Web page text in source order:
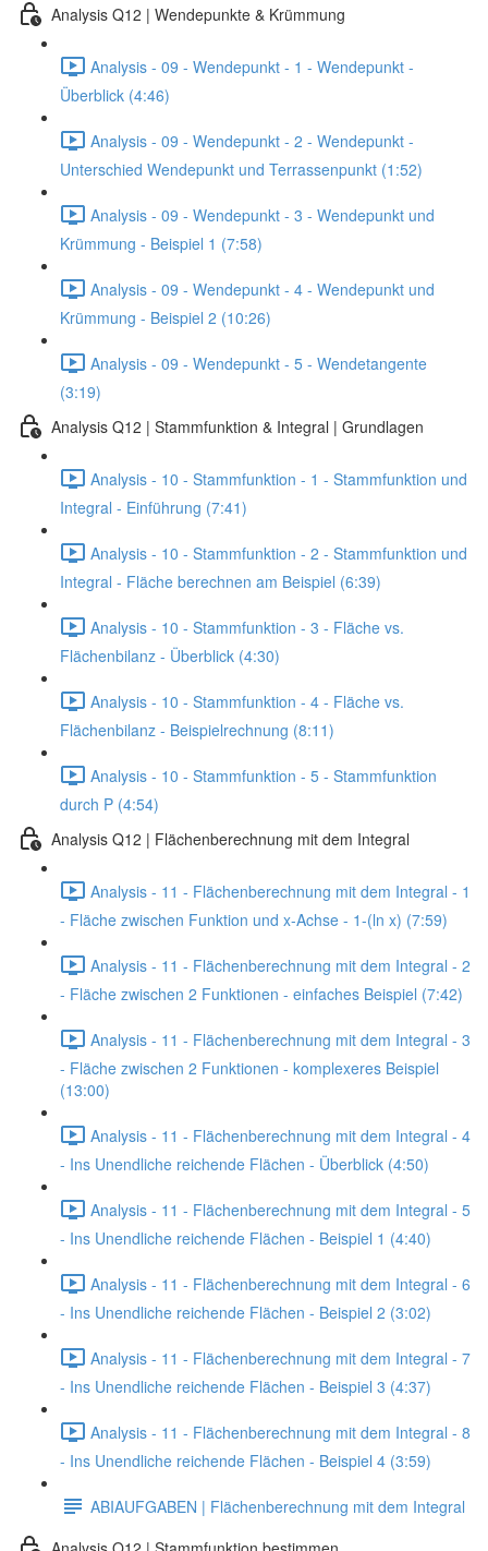
Analysis Q12 | Wendepunkte & Krümmung
Analysis - 09 - Wendepunkt - 1 - Wendepunkt -
Überblick (4:46)
Analysis - 09 - Wendepunkt - 2 - Wendepunkt -
Unterschied Wendepunkt und Terrassenpunkt (1:52)
Analysis - 09 - Wendepunkt - 3 - Wendepunkt und
Krümmung - Beispiel 1 (7:58)
Analysis - 09 - Wendepunkt - 4 - Wendepunkt und
Krümmung - Beispiel 2 (10:26)
Analysis - 09 - Wendepunkt - 5 - Wendetangente
(3:19)
Analysis Q12 | Stammfunktion & Integral | Grundlagen
Analysis - 10 - Stammfunktion - 1 - Stammfunktion und
Integral - Einführung (7:41)
Analysis - 10 - Stammfunktion - 2 - Stammfunktion und
Integral - Fläche berechnen am Beispiel (6:39)
Analysis - 10 - Stammfunktion - 3 - Fläche vs.
Flächenbilanz - Überblick (4:30)
Analysis - 10 - Stammfunktion - 4 - Fläche vs.
Flächenbilanz - Beispielrechnung (8:11)
Analysis - 10 - Stammfunktion - 5 - Stammfunktion
durch P (4:54)
Analysis Q12 | Flächenberechnung mit dem Integral
Analysis - 11 - Flächenberechnung mit dem Integral - 1
- Fläche zwischen Funktion und x-Achse - 1-(ln x) (7:59)
Analysis - 11 - Flächenberechnung mit dem Integral - 2
- Fläche zwischen 2 Funktionen - einfaches Beispiel (7:42)
Analysis - 11 - Flächenberechnung mit dem Integral - 3
- Fläche zwischen 2 Funktionen - komplexeres Beispiel
(13:00)
Analysis - 11 - Flächenberechnung mit dem Integral - 4
- Ins Unendliche reichende Flächen - Überblick (4:50)
Analysis - 11 - Flächenberechnung mit dem Integral - 5
- Ins Unendliche reichende Flächen - Beispiel 1 (4:40)
Analysis - 11 - Flächenberechnung mit dem Integral - 6
- Ins Unendliche reichende Flächen - Beispiel 2 (3:02)
Analysis - 11 - Flächenberechnung mit dem Integral - 7
- Ins Unendliche reichende Flächen - Beispiel 3 (4:37)
Analysis - 11 - Flächenberechnung mit dem Integral - 8
- Ins Unendliche reichende Flächen - Beispiel 4 (3:59)
ABIAUFGABEN | Flächenberechnung mit dem Integral